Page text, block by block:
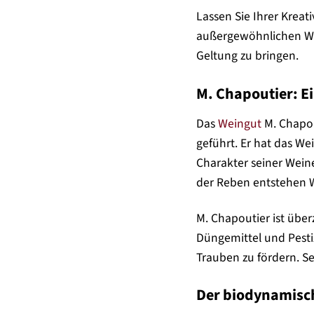
Lassen Sie Ihrer
außergewöhnlichen
Geltung zu bringen.
M. Chapoutier:
DasWeingut M.
geführt. Er hat das
Charakter seiner
der Reben entstehen
M. Chapoutier ist
Düngemittel und
Trauben zu fördern.
Der